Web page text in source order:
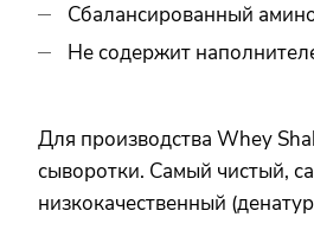
Сбалансированный
Не содержит
Для производства Whey
сыворотки. Самый чистый,
низкокачественный